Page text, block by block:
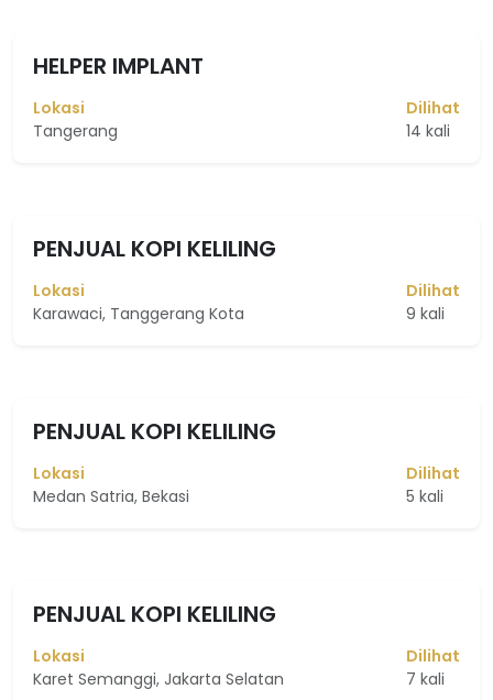
HELPER IMPLANT
Lokasi
Tangerang
Dilihat
14 kali
PENJUAL KOPI KELILING
Lokasi
Karawaci, Tanggerang Kota
Dilihat
9 kali
PENJUAL KOPI KELILING
Lokasi
Medan Satria, Bekasi
Dilihat
5 kali
PENJUAL KOPI KELILING
Lokasi
Karet Semanggi, Jakarta Selatan
Dilihat
7 kali